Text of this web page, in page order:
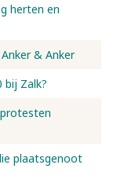
herten en
& Anker
bij Zalk?
plaatsgenoot